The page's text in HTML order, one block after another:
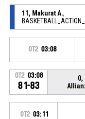
11, Makurat A.,
OT2 03:08
OT2 03:08
81-83
0,
OT2 03:11